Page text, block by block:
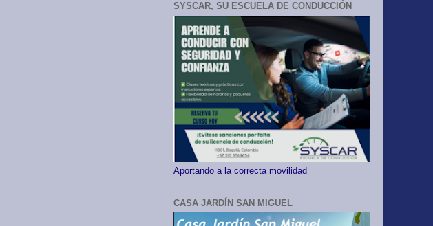
SYSCAR, SU ESCUELA DE CONDUCCIÓN
Aportando a la correcta movilidad
CASA JARDÍN SAN MIGUEL